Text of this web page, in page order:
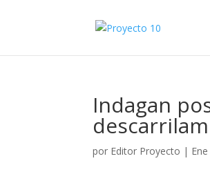
Indagan
por Editor Proyecto |